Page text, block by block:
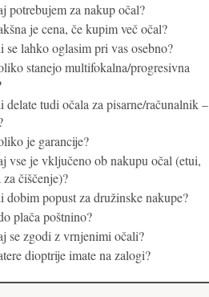
potrebujem za nakup očal?
je cena, če kupim več očal?
se lahko oglasim pri vas osebno?
stanejo multifokalna/progresivna
delate tudi očala za pisarne/računalnik –
je garancije?
vse je vključeno ob nakupu očal (etui,
čiščenje)?
dobim popust za družinske nakupe?
plača poštnino?
se zgodi z vrnjenimi očali?
dioptrije imate na zalogi?